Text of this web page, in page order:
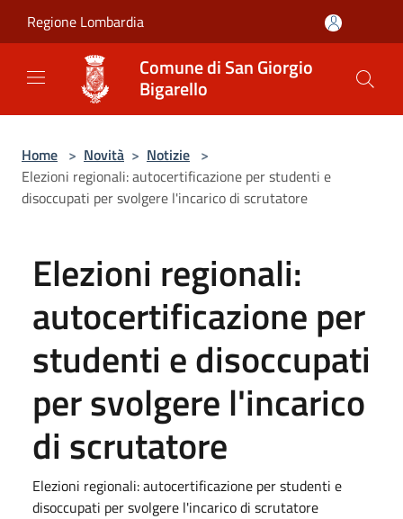
Regione Lombardia
Comune di San Giorgio
Bigarello
Home > Novità > Notizie >
Elezioni regionali: autocertificazione per studenti e
disoccupati per svolgere l'incarico di scrutatore
Elezioni regionali:
autocertificazione per
studenti e disoccupati
per svolgere l'incarico
di scrutatore
Elezioni regionali: autocertificazione per studenti e
disoccupati per svolgere l'incarico di scrutatore